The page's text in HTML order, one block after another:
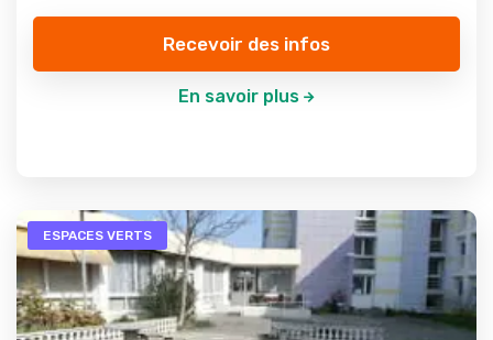
Recevoir des infos
En savoir plus
ESPACES VERTS